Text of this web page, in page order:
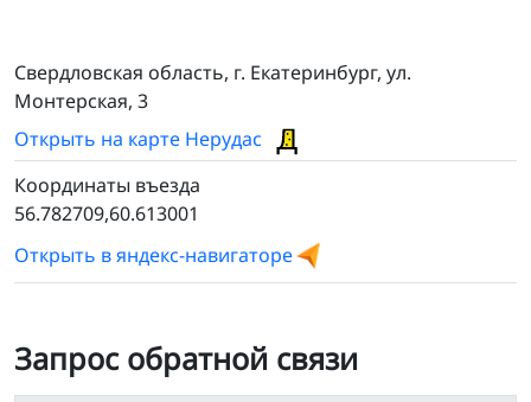
Свердловская область, г. Екатеринбург, ул.
Монтерская, 3
Открыть на карте Нерудас
Координаты въезда
56.782709,60.613001
Открыть в яндекс-навигаторе
Запрос обратной связи